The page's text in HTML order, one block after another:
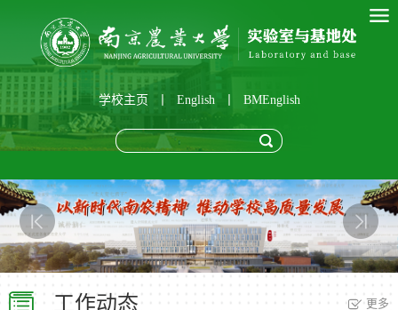
学校主页 English BMEnglish
工作动态 更多